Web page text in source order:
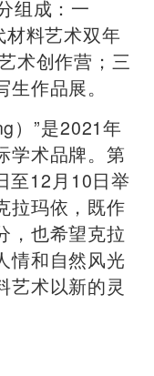
组成：一
材料艺术双年
术创作营；三
作品展。
）”是2021年
学术品牌。第
至12月10日举
拉玛依，既作
，也希望克拉
情和自然风光
艺术以新的灵